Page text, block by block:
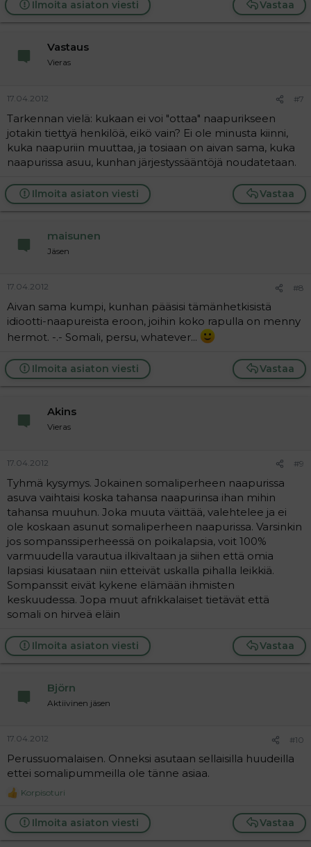
Vastaa
Ilmoita asiaton viesti
Vastaus
Vieras
17.04.2012 #7
Tarkennan vielä: kukaan ei voi "ottaa" naapurikseen
jotakin tiettyä henkilöä, eikö vain? Ei ole minusta kiinni,
kuka naapuriin muuttaa, ja tosiaan on aivan sama, kuka
naapurissa asuu, kunhan järjestyssääntöjä noudatetaan.
Vastaa
Ilmoita asiaton viesti
maisunen
Jäsen
17.04.2012 #8
Aivan sama kumpi, kunhan pääsisi tämänhetkisistä
idiootti-naapureista eroon, joihin koko rapulla on menny
hermot. -.- Somali, persu, whatever...
Vastaa
Ilmoita asiaton viesti
Akins
Vieras
17.04.2012 #9
Tyhmä kysymys. Jokainen somaliperheen naapurissa
asuva vaihtaisi koska tahansa naapurinsa ihan mihin
tahansa muuhun. Joka muuta väittää, valehtelee ja ei
ole koskaan asunut somaliperheen naapurissa. Varsinkin
jos sompanssiperheessä on poikalapsia, voit 100%
varmuudella varautua ilkivaltaan ja siihen että omia
lapsiasi kiusataan niin etteivät uskalla pihalla leikkiä.
Sompanssit eivät kykene elämään ihmisten
keskuudessa. Jopa muut afrikkalaiset tietävät että
somali on hirveä eläin
Vastaa
Ilmoita asiaton viesti
Björn
Aktiivinen jäsen
17.04.2012 #10
Perussuomalaisen. Onneksi asutaan sellaisilla huudeilla
ettei somalipummeilla ole tänne asiaa.
R
a
c
t
Korpisoturi
Vastaa
Ilmoita asiaton viesti